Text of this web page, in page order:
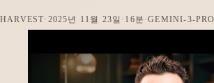
HARVEST· 2025년 11월 23일 · 16분 ·GEMINI-3-PRO